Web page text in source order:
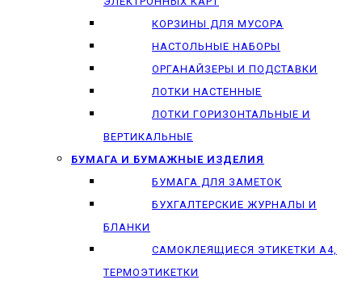
КОРЗИНЫ ДЛЯ МУСОРА
НАСТОЛЬНЫЕ НАБОРЫ
ОРГАНАЙЗЕРЫ И ПОДСТАВКИ
ЛОТКИ НАСТЕННЫЕ
ЛОТКИ ГОРИЗОНТАЛЬНЫЕ И
ВЕРТИКАЛЬНЫЕ
БУМАГА И БУМАЖНЫЕ ИЗДЕЛИЯ
БУМАГА ДЛЯ ЗАМЕТОК
БУХГАЛТЕРСКИЕ ЖУРНАЛЫ И
БЛАНКИ
САМОКЛЕЯЩИЕСЯ ЭТИКЕТКИ А4,
ТЕРМОЭТИКЕТКИ